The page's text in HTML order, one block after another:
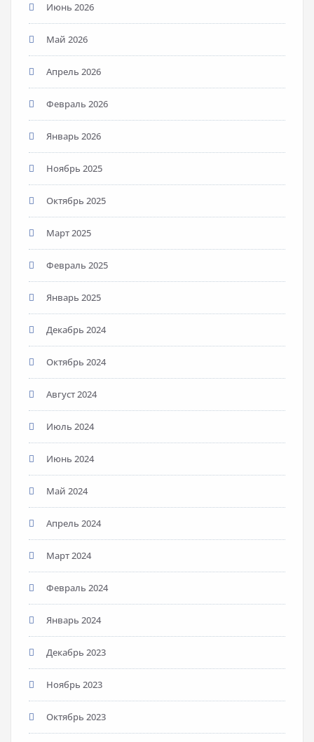
Июнь 2026
Май 2026
Апрель 2026
Февраль 2026
Январь 2026
Ноябрь 2025
Октябрь 2025
Март 2025
Февраль 2025
Январь 2025
Декабрь 2024
Октябрь 2024
Август 2024
Июль 2024
Июнь 2024
Май 2024
Апрель 2024
Март 2024
Февраль 2024
Январь 2024
Декабрь 2023
Ноябрь 2023
Октябрь 2023